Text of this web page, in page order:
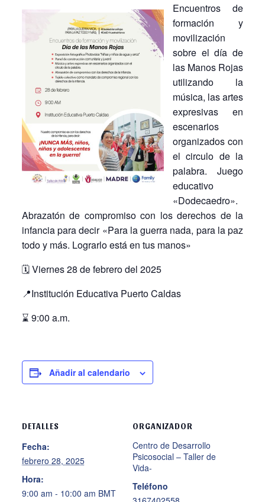
Encuentros de
formación y
movilización
sobre el día de
las Manos Rojas
utilizando la
música, las artes
expresivas en
escenarios
organizados con
el circulo de la
palabra. Juego
educativo
«Dodecaedro».
Abrazatón de compromiso con los derechos de la
infancia para decir «Para la guerra nada, para la paz
todo y más. Lograrlo está en tus manos»
🗓️ Viernes 28 de febrero del 2025
📍Institución Educativa Puerto Caldas
⌛ 9:00 a.m.
Añadir al calendario
DETALLES
Fecha:
febrero 28, 2025
Hora:
9:00 am - 10:00 am BMT
ORGANIZADOR
Centro de Desarrollo
Psicosocial – Taller de
Vida-
Teléfono